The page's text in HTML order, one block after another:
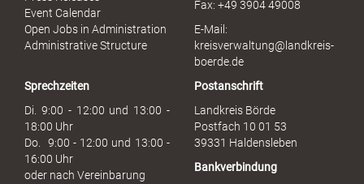
u
h
Event Calendar
Open Jobs in Administration
Administrative Structure
Fax: +49 3904 49008
E-Mail:
kreisverwaltung@landkreis-
boerde.de
Sprechzeiten
Di. 9:00 - 12:00 und 13:00 -
18:00 Uhr
Do. 9:00 - 12:00 und 13:00 -
16:00 Uhr
oder nach Vereinbarung
Postanschrift
Landkreis Börde
Postfach 10 01 53
39331 Haldensleben
Bankverbindung